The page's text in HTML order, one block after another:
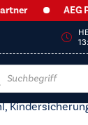
AEG